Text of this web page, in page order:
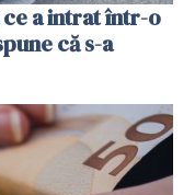
a intrat într-o
că s-a